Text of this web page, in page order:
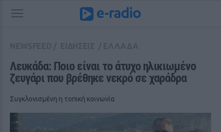
Λευκάδα: Ποιο είναι το άτυχο ηλικιωμένο
ζευγάρι που βρέθηκε νεκρό σε χαράδρα
Συγκλονισμένη η τοπική κοινωνία